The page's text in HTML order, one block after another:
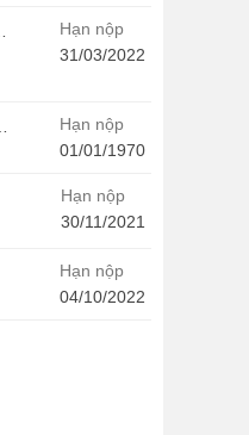
Hạn nộp
31/03/2022
Hạn nộp
01/01/1970
Hạn nộp
30/11/2021
Hạn nộp
04/10/2022